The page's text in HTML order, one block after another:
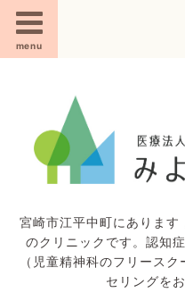
menu
宮崎市江平中町にありま
のクリニックです。認知
（児童精神科のフリース
セリングを